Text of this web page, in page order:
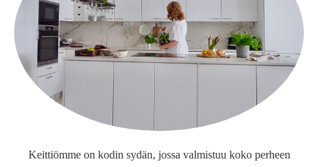
Keittiömme on kodin sydän, jossa valmistuu koko perheen